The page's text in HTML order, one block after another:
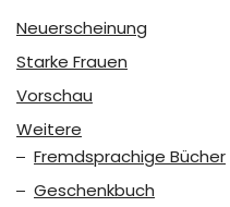
Neuerscheinung
Starke Frauen
Vorschau
Weitere
Fremdsprachige Bücher
Geschenkbuch